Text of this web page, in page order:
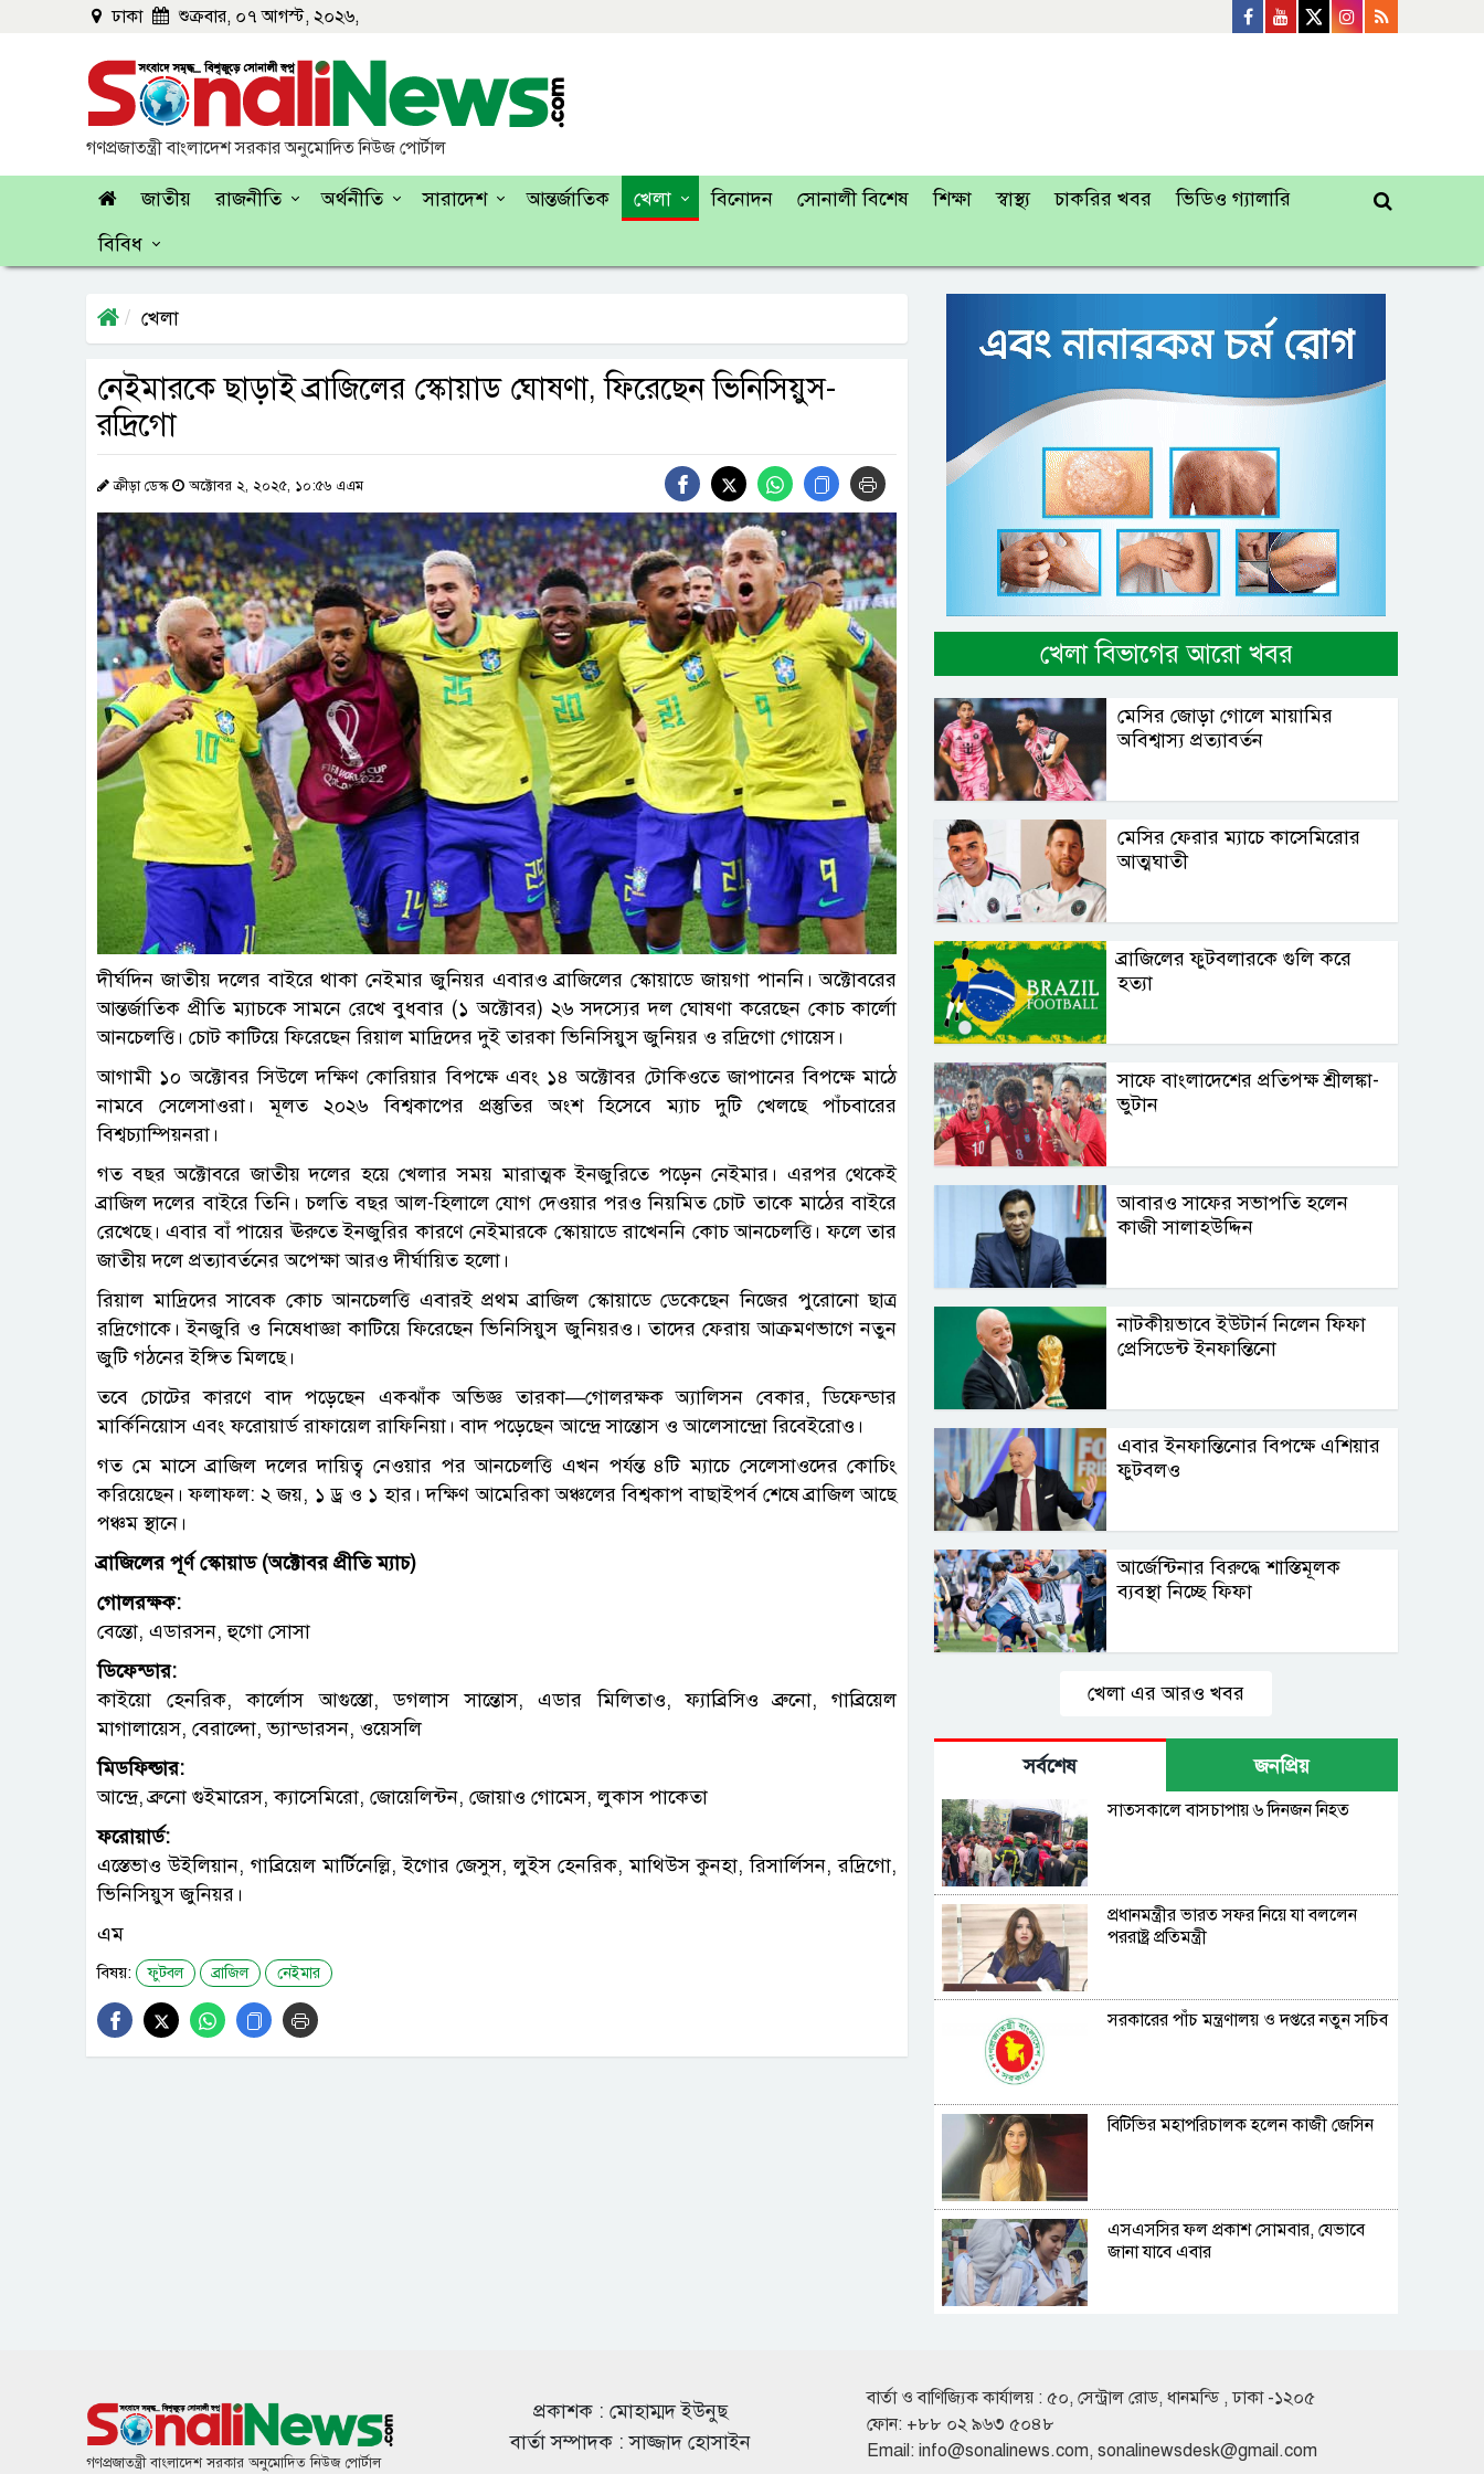
ঢাকা শুক্রবার, ০৭ আগস্ট, ২০২৬,
গণপ্রজাতন্ত্রী বাংলাদেশ সরকার অনুমোদিত নিউজ পোর্টাল
জাতীয় রাজনীতি অর্থনীতি সারাদেশ আন্তর্জাতিক খেলা বিনোদন সোনালী বিশেষ শিক্ষা স্বাস্থ্য চাকরির খবর
ভিডিও গ্যালারি
বিবিধ
খেলা
নেইমারকে ছাড়াই ব্রাজিলের স্কোয়াড ঘোষণা, ফিরেছেন ভিনিসিয়ুস-
রদ্রিগো
ক্রীড়া ডেস্ক অক্টোবর ২, ২০২৫, ১০:৫৬ এএম
দীর্ঘদিন জাতীয় দলের বাইরে থাকা নেইমার জুনিয়র এবারও ব্রাজিলের স্কোয়াডে জায়গা পাননি। অক্টোবরের
আন্তর্জাতিক প্রীতি ম্যাচকে সামনে রেখে বুধবার (১ অক্টোবর) ২৬ সদস্যের দল ঘোষণা করেছেন কোচ কার্লো
আনচেলত্তি। চোট কাটিয়ে ফিরেছেন রিয়াল মাদ্রিদের দুই তারকা ভিনিসিয়ুস জুনিয়র ও রদ্রিগো গোয়েস।
আগামী ১০ অক্টোবর সিউলে দক্ষিণ কোরিয়ার বিপক্ষে এবং ১৪ অক্টোবর টোকিওতে জাপানের বিপক্ষে মাঠে
নামবে সেলেসাওরা। মূলত ২০২৬ বিশ্বকাপের প্রস্তুতির অংশ হিসেবে ম্যাচ দুটি খেলছে পাঁচবারের
বিশ্বচ্যাম্পিয়নরা।
গত বছর অক্টোবরে জাতীয় দলের হয়ে খেলার সময় মারাত্মক ইনজুরিতে পড়েন নেইমার। এরপর থেকেই
ব্রাজিল দলের বাইরে তিনি। চলতি বছর আল-হিলালে যোগ দেওয়ার পরও নিয়মিত চোট তাকে মাঠের বাইরে
রেখেছে। এবার বাঁ পায়ের ঊরুতে ইনজুরির কারণে নেইমারকে স্কোয়াডে রাখেননি কোচ আনচেলত্তি। ফলে তার
জাতীয় দলে প্রত্যাবর্তনের অপেক্ষা আরও দীর্ঘায়িত হলো।
রিয়াল মাদ্রিদের সাবেক কোচ আনচেলত্তি এবারই প্রথম ব্রাজিল স্কোয়াডে ডেকেছেন নিজের পুরোনো ছাত্র
রদ্রিগোকে। ইনজুরি ও নিষেধাজ্ঞা কাটিয়ে ফিরেছেন ভিনিসিয়ুস জুনিয়রও। তাদের ফেরায় আক্রমণভাগে নতুন
জুটি গঠনের ইঙ্গিত মিলছে।
তবে চোটের কারণে বাদ পড়েছেন একঝাঁক অভিজ্ঞ তারকা—গোলরক্ষক অ্যালিসন বেকার, ডিফেন্ডার
মার্কিনিয়োস এবং ফরোয়ার্ড রাফায়েল রাফিনিয়া। বাদ পড়েছেন আন্দ্রে সান্তোস ও আলেসান্দ্রো রিবেইরোও।
গত মে মাসে ব্রাজিল দলের দায়িত্ব নেওয়ার পর আনচেলত্তি এখন পর্যন্ত ৪টি ম্যাচে সেলেসাওদের কোচিং
করিয়েছেন। ফলাফল: ২ জয়, ১ ড্র ও ১ হার। দক্ষিণ আমেরিকা অঞ্চলের বিশ্বকাপ বাছাইপর্ব শেষে ব্রাজিল আছে
পঞ্চম স্থানে।
ব্রাজিলের পূর্ণ স্কোয়াড (অক্টোবর প্রীতি ম্যাচ)
গোলরক্ষক:
বেন্তো, এডারসন, হুগো সোসা
ডিফেন্ডার:
কাইয়ো হেনরিক, কার্লোস আগুস্তো, ডগলাস সান্তোস, এডার মিলিতাও, ফ্যাব্রিসিও ব্রুনো, গাব্রিয়েল
মাগালায়েস, বেরাল্দো, ভ্যান্ডারসন, ওয়েসলি
মিডফিল্ডার:
আন্দ্রে, ব্রুনো গুইমারেস, ক্যাসেমিরো, জোয়েলিন্টন, জোয়াও গোমেস, লুকাস পাকেতা
ফরোয়ার্ড:
এস্তেভাও উইলিয়ান, গাব্রিয়েল মার্টিনেল্লি, ইগোর জেসুস, লুইস হেনরিক, মাথিউস কুনহা, রিসার্লিসন, রদ্রিগো,
ভিনিসিয়ুস জুনিয়র।
এম
বিষয়: ফুটবল ব্রাজিল নেইমার
খেলা বিভাগের আরো খবর
মেসির জোড়া গোলে মায়ামির
অবিশ্বাস্য প্রত্যাবর্তন
মেসির ফেরার ম্যাচে কাসেমিরোর
আত্মঘাতী
ব্রাজিলের ফুটবলারকে গুলি করে
হত্যা
সাফে বাংলাদেশের প্রতিপক্ষ শ্রীলঙ্কা-
ভুটান
আবারও সাফের সভাপতি হলেন
কাজী সালাহউদ্দিন
নাটকীয়ভাবে ইউটার্ন নিলেন ফিফা
প্রেসিডেন্ট ইনফান্তিনো
এবার ইনফান্তিনোর বিপক্ষে এশিয়ার
ফুটবলও
আর্জেন্টিনার বিরুদ্ধে শাস্তিমূলক
ব্যবস্থা নিচ্ছে ফিফা
খেলা এর আরও খবর
সর্বশেষ জনপ্রিয়
সাতসকালে বাসচাপায় ৬ দিনজন নিহত
প্রধানমন্ত্রীর ভারত সফর নিয়ে যা বললেন
পররাষ্ট্র প্রতিমন্ত্রী
সরকারের পাঁচ মন্ত্রণালয় ও দপ্তরে নতুন সচিব
বিটিভির মহাপরিচালক হলেন কাজী জেসিন
এসএসসির ফল প্রকাশ সোমবার, যেভাবে
জানা যাবে এবার
বিমানবন্দরে ভিআইপি-সিআইপিদেরও
তল্লাশির সিদ্ধান্ত
গণপ্রজাতন্ত্রী বাংলাদেশ সরকার অনুমোদিত নিউজ পোর্টাল
প্রকাশক : মোহাম্মদ ইউনুছ
বার্তা সম্পাদক : সাজ্জাদ হোসাইন
বার্তা ও বাণিজ্যিক কার্যালয় : ৫০, সেন্ট্রাল রোড, ধানমন্ডি , ঢাকা -১২০৫
ফোন: +৮৮ ০২ ৯৬৩ ৫০৪৮
Email: info@sonalinews.com, sonalinewsdesk@gmail.com